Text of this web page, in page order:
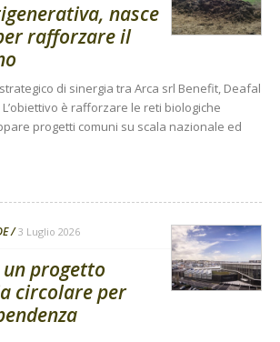
nasce
rafforzare il
di sinergia tra Arca srl Benefit, Deafal
è rafforzare le reti biologiche
progetti comuni su scala nazionale ed
3 Luglio 2026
progetto
circolare per